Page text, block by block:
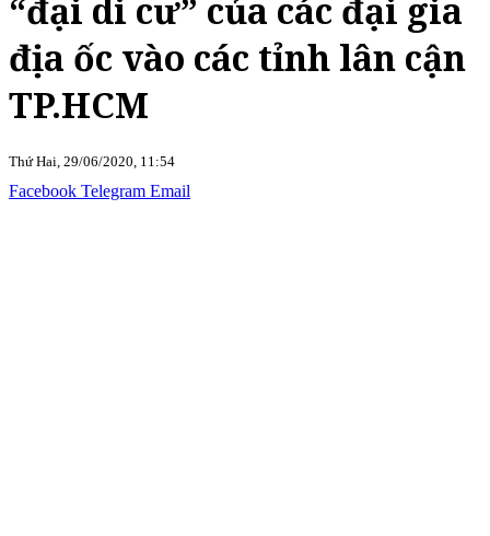
“đại di cư” của các đại gia
địa ốc vào các tỉnh lân cận
TP.HCM
Thứ Hai, 29/06/2020, 11:54
Facebook Telegram Email